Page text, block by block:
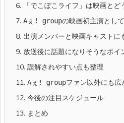
6. 「でこぼこライフ」は映画とど
7. Aぇ! groupの映画初主演とし
8. 出演メンバーと映画キャストに
9. 放送後に話題になりそうなポイ
10. 誤解されやすい点も整理
11. Aぇ! groupファン以外にも広
12. 今後の注目スケジュール
13. まとめ